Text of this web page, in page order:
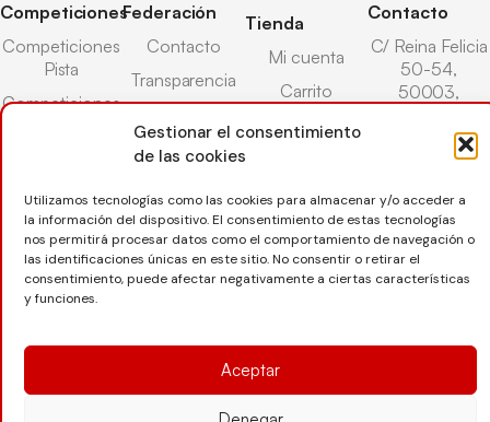
Gestionar el consentimiento
de las cookies
Utilizamos tecnologías como las cookies para almacenar y/o acceder a
la información del dispositivo. El consentimiento de estas tecnologías
nos permitirá procesar datos como el comportamiento de navegación o
las identificaciones únicas en este sitio. No consentir o retirar el
consentimiento, puede afectar negativamente a ciertas características
y funciones.
Aceptar
Competiciones
Competiciones
Pista
Competiciones
Federación
Contacto
Transparencia
Entrenadores
deportivo
Tienda
Mi cuenta
Carrito
Lista deseos
Devoluciones
Contacto
C/ Reina Felicia
50-54,
50003,
976 73 08 41
Copyright © 2025 Federación Aragonesa de Voleibol |
Política de Cookies